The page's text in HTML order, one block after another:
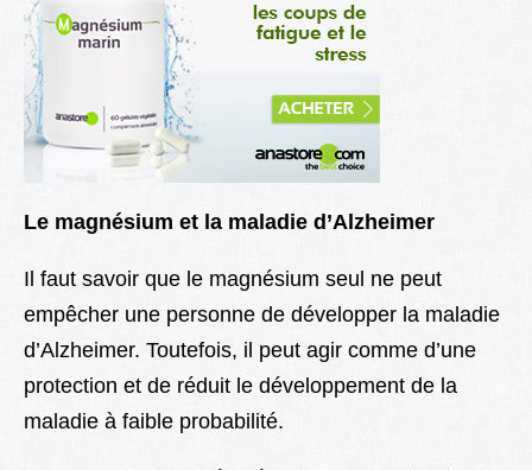
Le magnésium et la maladie d’Alzheimer
Il faut savoir que le magnésium seul ne peut
empêcher une personne de développer la maladie
d’Alzheimer. Toutefois, il peut agir comme d’une
protection et de réduit le développement de la
maladie à faible probabilité.